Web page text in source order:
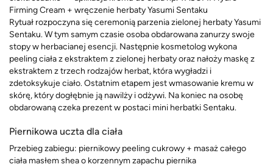
Firming Cream + wręczenie herbaty Yasumi Sentaku
Rytuał rozpoczyna się ceremonią parzenia zielonej herbaty Yasumi
Sentaku. W tym samym czasie osoba obdarowana zanurzy swoje
stopy w herbacianej esencji. Następnie kosmetolog wykona
peeling ciała z ekstraktem z zielonej herbaty oraz nałoży maskę z
ekstraktem z trzech rodzajów herbat, która wygładzi i
zdetoksykuje ciało. Ostatnim etapem jest wmasowanie kremu w
skórę, który dogłębnie ją nawilży i odżywi. Na koniec na osobę
obdarowaną czeka prezent w postaci mini herbatki Sentaku.
Piernikowa uczta dla ciała
Przebieg zabiegu: piernikowy peeling cukrowy + masaż całego
ciała masłem shea o korzennym zapachu piernika